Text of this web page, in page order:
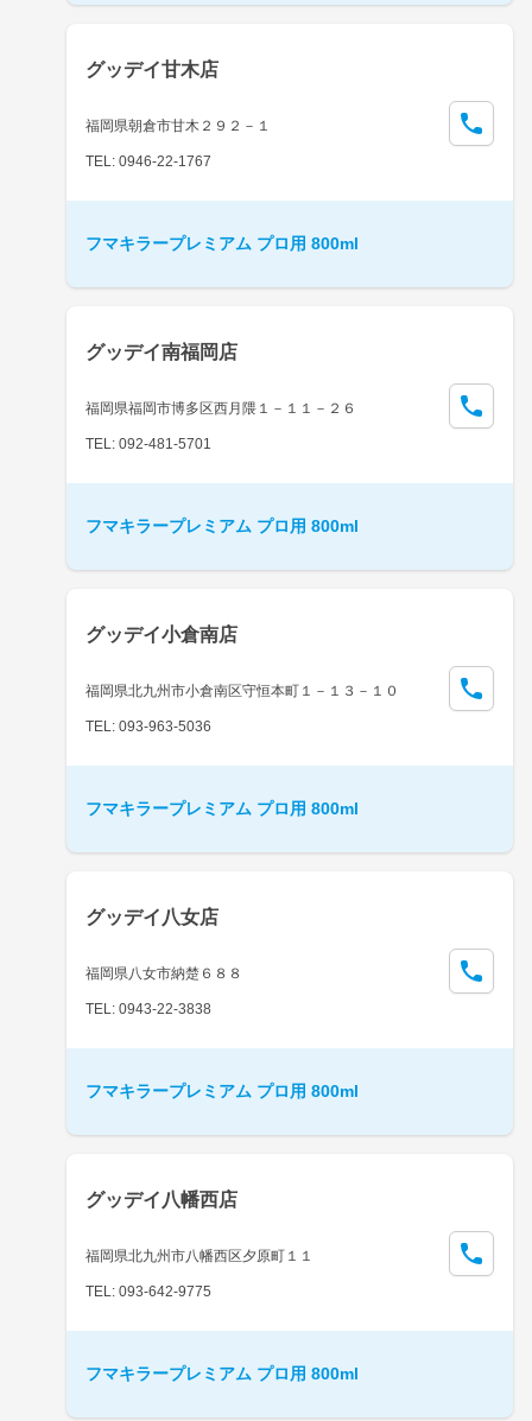
グッデイ甘木店
福岡県朝倉市甘木２９２－１
TEL: 0946-22-1767
フマキラープレミアム プロ用 800ml
グッデイ南福岡店
福岡県福岡市博多区西月隈１－１１－２６
TEL: 092-481-5701
フマキラープレミアム プロ用 800ml
グッデイ小倉南店
福岡県北九州市小倉南区守恒本町１－１３－１０
TEL: 093-963-5036
フマキラープレミアム プロ用 800ml
グッデイ八女店
福岡県八女市納楚６８８
TEL: 0943-22-3838
フマキラープレミアム プロ用 800ml
グッデイ八幡西店
福岡県北九州市八幡西区夕原町１１
TEL: 093-642-9775
フマキラープレミアム プロ用 800ml